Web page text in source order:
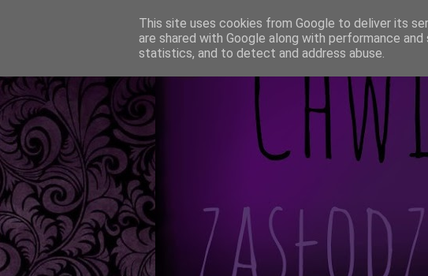
This site uses cookies from Google to deliver its
are shared with Google along with performance
statistics, and to detect and address abuse.